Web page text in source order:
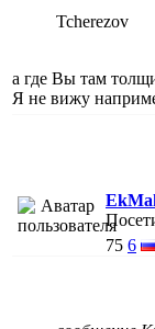
Tcherezov
а где Вы там
Я не вижу
75 6